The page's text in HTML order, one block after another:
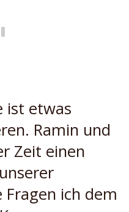
ist etwas
Ramin und
Zeit einen
ich dem